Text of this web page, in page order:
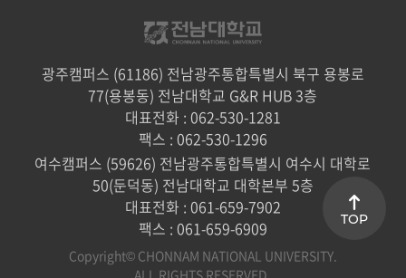
광주캠퍼스 (61186) 전남광주통합특별시 북구 용봉로
77(용봉동) 전남대학교 G&R HUB 3층
대표전화 : 062-530-1281
팩스 : 062-530-1296
여수캠퍼스 (59626) 전남광주통합특별시 여수시 대학로
50(둔덕동) 전남대학교 대학본부 5층
대표전화 : 061-659-7902
팩스 : 061-659-6909
Copyright© CHONNAM NATIONAL UNIVERSITY.
TOP